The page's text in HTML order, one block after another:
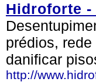
Hidroforte
prédios,
danificar
http://